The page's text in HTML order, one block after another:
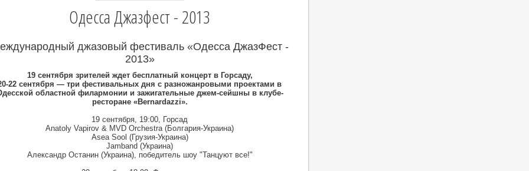
Одесса Джазфест - 2013
джазовый фестиваль «Одесса ДжазФест -
2013»
19 сентября зрителей ждет бесплатный концерт в Горсаду,
22 сентября — три фестивальных дня с разножанровыми проектами в
областной филармонии и зажигательные джем-сейшны в клубе-
ресторане «Bernardazzi».
19 сентября, 19:00, Горсад
Anatoly Vapirov & MVD Orchestra (Болгария-Украина)
Asea Sool (Грузия-Украина)
Jamband (Украина)
Александр Останин (Украина), победитель шоу "Танцуют все!"